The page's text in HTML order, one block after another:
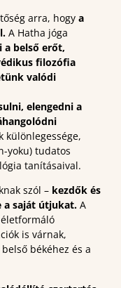
arra, hogy a
A Hatha jóga
a belső erőt,
filozófia
valódi
elengedni a
különlegessége,
yoku) tudatos
tanításaival.
szól – kezdők és
a saját útjukat. A
is várnak,
békéhez és a